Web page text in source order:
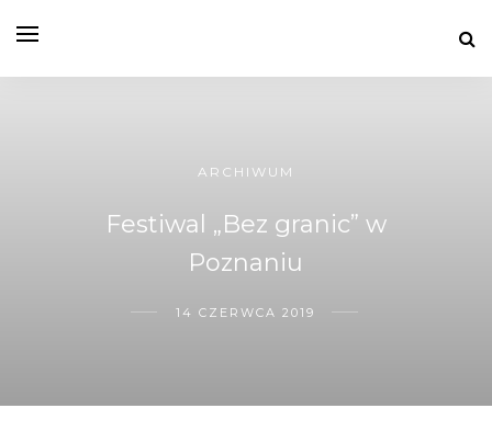
ARCHIWUM
Festiwal „Bez granic” w
Poznaniu
14 CZERWCA 2019